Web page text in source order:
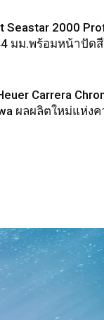
Seastar 2000
มม.พร้อมหน้าปัด
Carrera
ผลผลิตใหม่แห่ง